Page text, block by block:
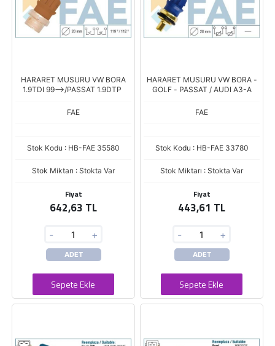
HARARET MUSURU VW BORA
1.9TDI 99-->/PASSAT 1.9DTP
FAE
Stok Kodu : HB-FAE 35580
Stok Miktarı : Stokta Var
Fiyat
642,63 TL
- +
ADET
Sepete Ekle
HARARET MUSURU VW BORA -
GOLF - PASSAT / AUDI A3-A
FAE
Stok Kodu : HB-FAE 33780
Stok Miktarı : Stokta Var
Fiyat
443,61 TL
- +
ADET
Sepete Ekle